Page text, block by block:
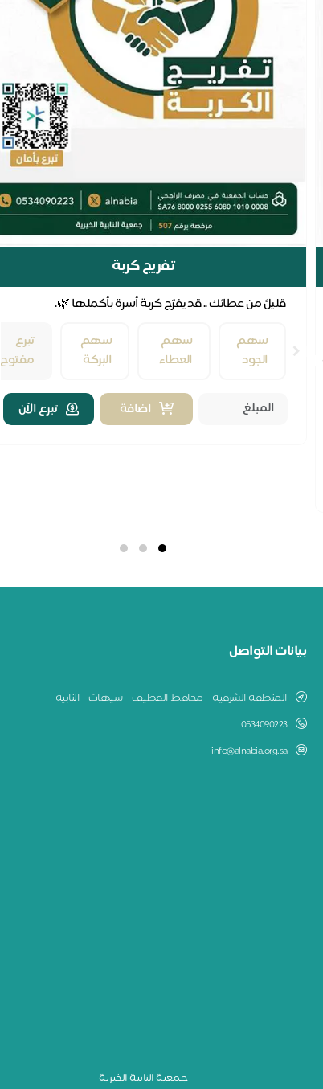
تفريج كربة
قليلٌ من عطائك .. قد يفرّج كربة أسرة بأكملها 🌿.
سهم
الجود
سهم
العطاء
سهم
البركة
تبرع
مفتوح
اضافة تبرع الآن
بيانات التواصل
المنطقة الشرقية – محافظ القطيف – سيهات - النابية
0534090223
info@alnabia.org.sa
جـمعية النابية الخيرية